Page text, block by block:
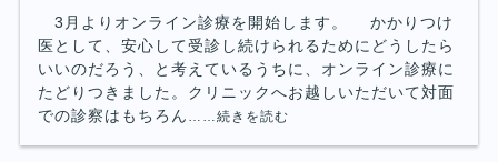
3月よりオンライン診療を開始します。 かかりつけ
医として、安心して受診し続けられるためにどうしたら
いいのだろう、と考えているうちに、オンライン診療に
たどりつきました。クリニックへお越しいただいて対面
での診察はもちろん ……続きを読む